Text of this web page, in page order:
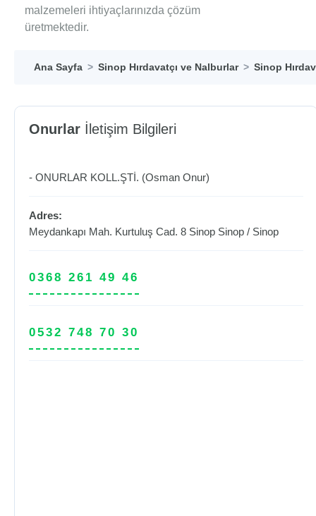
malzemeleri ihtiyaçlarınızda çözüm
üretmektedir.
Ana Sayfa Sinop Hırdavatçı ve Nalburlar Sinop
Onurlar İletişim Bilgileri
- ONURLAR KOLL.ŞTİ. (Osman Onur)
Adres:
Meydankapı Mah. Kurtuluş Cad. 8 Sinop Sinop / Sinop
0368 261 49 46
0532 748 70 30